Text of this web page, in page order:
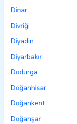
Dinar
Divriği
Diyadin
Diyarbakır
Dodurga
Doğanhisar
Doğankent
Doğanşar